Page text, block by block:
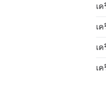
เ
เ
เ
เ